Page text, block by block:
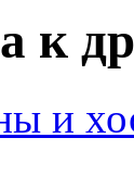
к
и